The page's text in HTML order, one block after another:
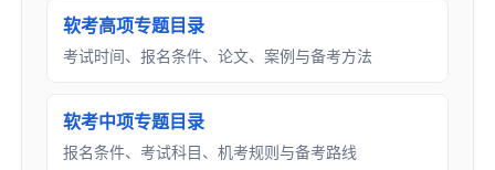
软考高项专题目录
考试时间、报名条件、论文、案例与备考方法
软考中项专题目录
报名条件、考试科目、机考规则与备考路线